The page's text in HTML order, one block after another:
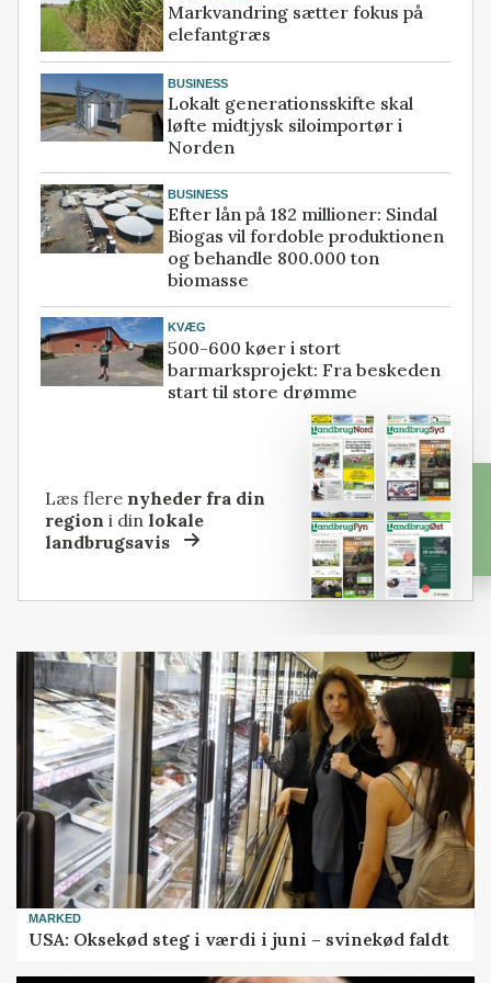
Markvandring sætter fokus på
elefantgræs
BUSINESS
Lokalt generationsskifte skal
løfte midtjysk siloimportør i
Norden
BUSINESS
Efter lån på 182 millioner: Sindal
Biogas vil fordoble produktionen
og behandle 800.000 ton
biomasse
KVÆG
500-600 køer i stort
barmarksprojekt: Fra beskeden
start til store drømme
Læs flere nyheder fra din
region i dinlokale
landbrugsavis
MARKED
USA: Oksekød steg i værdi i juni – svinekød faldt